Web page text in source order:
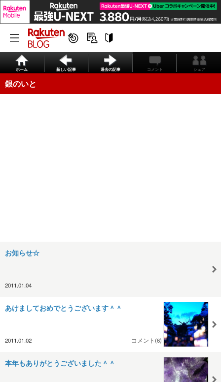
ホーム 新しい記事 過去の記事 コメント シェア
銀のいと
お知らせ☆
2011.01.04
あけましておめでとうございます＾＾
2011.01.02 コメント(6)
本年もありがとうございました＾＾